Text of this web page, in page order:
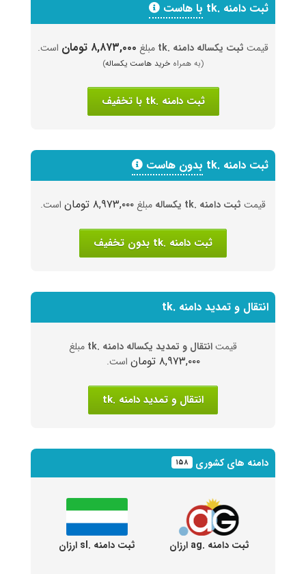
ثبت دامنه .tk با هاست
قیمت ثبت یکساله دامنه .tk مبلغ ۸,۸۷۳,۰۰۰ تومان است.
(به همراه خرید هاست یکساله)
ثبت دامنه .tk با تخفیف
ثبت دامنه .tk بدون هاست
قیمت ثبت دامنه .tk یکساله مبلغ ۸,۹۷۳,۰۰۰ تومان است.
ثبت دامنه .tk بدون تخفیف
انتقال و تمدید دامنه .tk
قیمتانتقال و تمدید یکساله دامنه .tk مبلغ
۸,۹۷۳,۰۰۰ تومان است.
انتقال و تمدید دامنه .tk
دامنه های کشوری ۱۵۸
ثبت دامنه .ag ارزان ثبت دامنه .sl ارزان